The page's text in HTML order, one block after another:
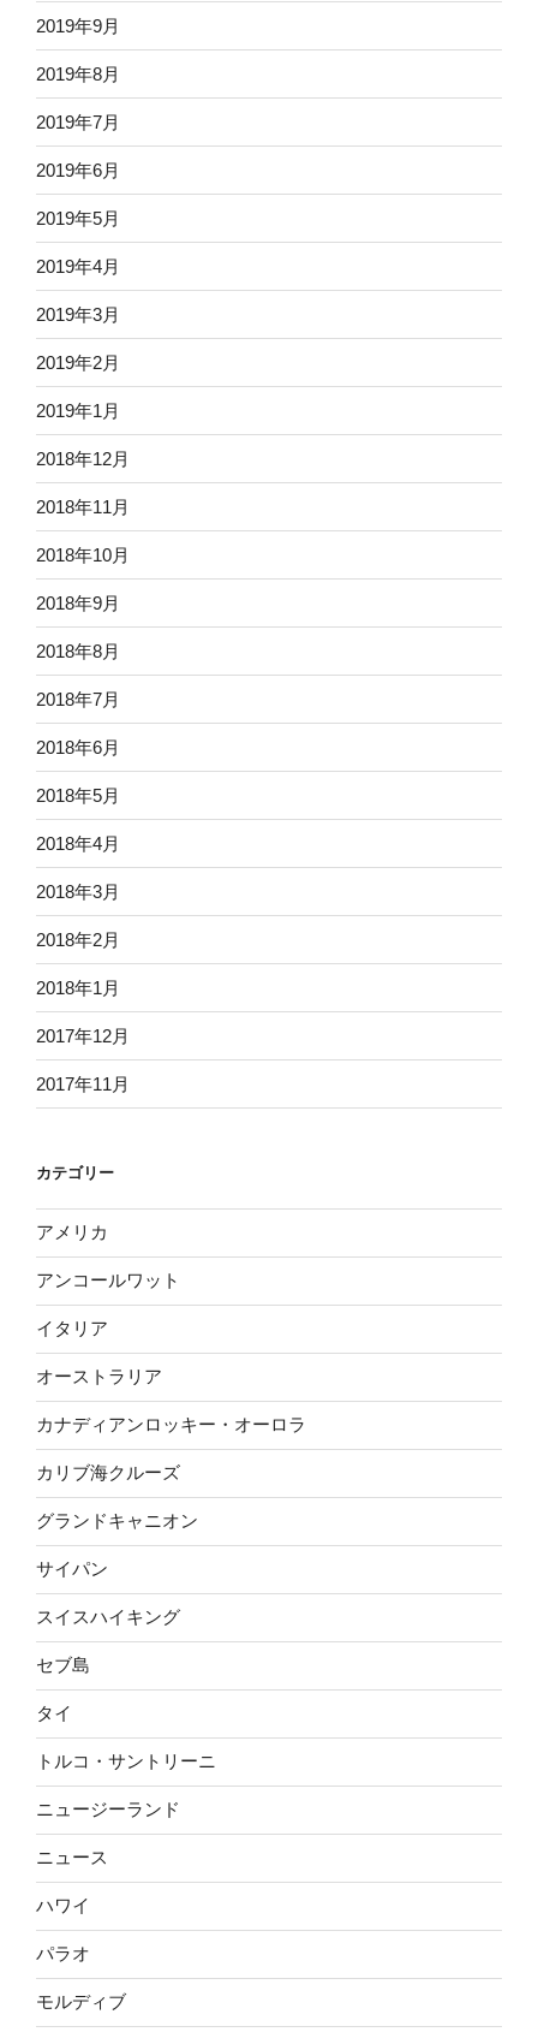
2019年9月
2019年8月
2019年7月
2019年6月
2019年5月
2019年4月
2019年3月
2019年2月
2019年1月
2018年12月
2018年11月
2018年10月
2018年9月
2018年8月
2018年7月
2018年6月
2018年5月
2018年4月
2018年3月
2018年2月
2018年1月
2017年12月
2017年11月
カテゴリー
アメリカ
アンコールワット
イタリア
オーストラリア
カナディアンロッキー・オーロラ
カリブ海クルーズ
グランドキャニオン
サイパン
スイスハイキング
セブ島
タイ
トルコ・サントリーニ
ニュージーランド
ニュース
ハワイ
パラオ
モルディブ